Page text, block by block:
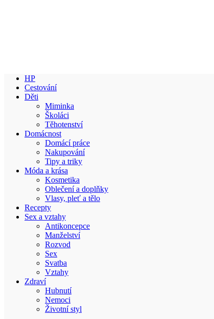
HP
Cestování
Děti
Miminka
Školáci
Těhotenství
Domácnost
Domácí práce
Nakupování
Tipy a triky
Móda a krása
Kosmetika
Oblečení a doplňky
Vlasy, pleť a tělo
Recepty
Sex a vztahy
Antikoncepce
Manželství
Rozvod
Sex
Svatba
Vztahy
Zdraví
Hubnutí
Nemoci
Životní styl